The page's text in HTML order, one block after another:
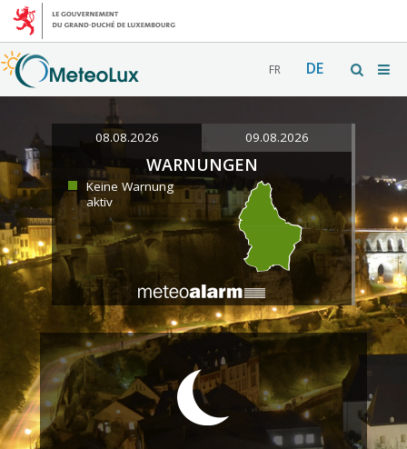
FR DE
08.08.2026 09.08.2026
WARNUNGEN
Keine Warnung
aktiv